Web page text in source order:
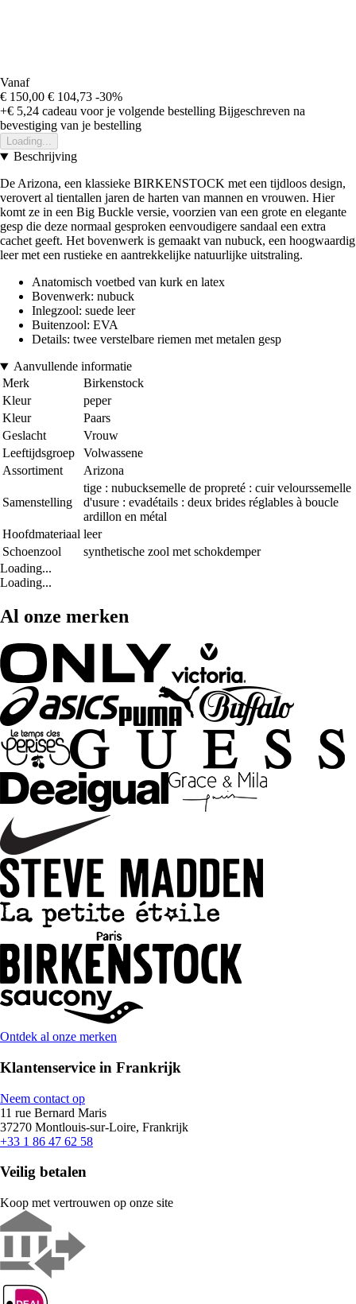
Vanaf
€ 150,00 € 104,73 -30%
+€ 5,24 cadeau voor je volgende bestelling Bijgeschreven na
bevestiging van je bestelling
Loading...
Beschrijving
De Arizona, een klassieke BIRKENSTOCK met een tijdloos design,
verovert al tientallen jaren de harten van mannen en vrouwen. Hier
komt ze in een Big Buckle versie, voorzien van een grote en elegante
gesp die deze normaal gesproken eenvoudigere sandaal een extra
cachet geeft. Het bovenwerk is gemaakt van nubuck, een hoogwaardig
leer met een rustieke en aantrekkelijke natuurlijke uitstraling.
Anatomisch voetbed van kurk en latex
Bovenwerk: nubuck
Inlegzool: suede leer
Buitenzool: EVA
Details: twee verstelbare riemen met metalen gesp
Aanvullende informatie
Merk
Birkenstock
Kleur
peper
Kleur
Paars
Geslacht
Vrouw
Leeftijdsgroep
Volwassene
Assortiment
Arizona
Samenstelling
tige : nubucksemelle de propreté : cuir velourssemelle
d'usure : evadétails : deux brides réglables à boucle
ardillon en métal
Hoofdmateriaal leer
Schoenzool
synthetische zool met schokdemper
Loading...
Loading...
Al onze merken
Ontdek al onze merken
Klantenservice in Frankrijk
Neem contact op
11 rue Bernard Maris
37270 Montlouis-sur-Loire, Frankrijk
+33 1 86 47 62 58
Veilig betalen
Koop met vertrouwen op onze site